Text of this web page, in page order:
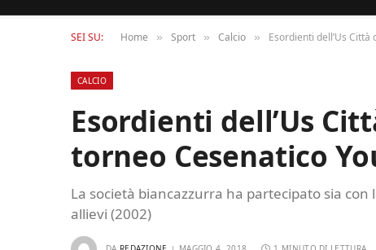
SEI SU: Home » Sport » Calcio » Esordienti dell’Us
CALCIO
Esordienti dell’Us
torneo Cesenatico
La società biancazzurra ha partecipato sia
allievi (2002)